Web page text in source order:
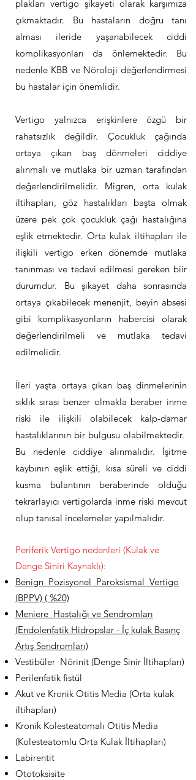
plakları vertigo şikayeti olarak karşımıza
çıkmaktadır. Bu hastaların doğru tanı
alması ileride yaşanabilecek ciddi
komplikasyonları da önlemektedir. Bu
nedenle KBB ve Nöroloji değerlendirmesi
bu hastalar için önemlidir.
Vertigo yalnızca erişkinlere özgü bir
rahatsızlık değildir. Çocukluk çağında
ortaya çıkan baş dönmeleri ciddiye
alınmalı ve mutlaka bir uzman tarafından
değerlendirilmelidir. Migren, orta kulak
iltihapları, göz hastalıkları başta olmak
üzere pek çok çocukluk çağı hastalığına
eşlik etmektedir. Orta kulak iltihapları ile
ilişkili vertigo erken dönemde mutlaka
tanınması ve tedavi edilmesi gereken biir
durumdur. Bu şikayet daha sonrasında
ortaya çıkabilecek menenjit, beyin absesi
gibi komplikasyonların habercisi olarak
değerlendirilmeli ve mutlaka tedavi
edilmelidir.
İleri yaşta ortaya çıkan baş dinmelerinin
sıklık sırası benzer olmakla beraber inme
riski ile ilişkili olabilecek kalp-damar
hastalıklarının bir bulgusu olabilmektedir.
Bu nedenle ciddiye alınmalıdır. İşitme
kaybının eşlik ettiği, kısa süreli ve ciddi
kusma bulantının beraberinde olduğu
tekrarlayıcı vertigolarda inme riski mevcut
olup tanısal incelemeler yapılmalıdır.
Periferik Vertigo nedenleri (Kulak ve
Denge Siniri Kaynaklı):
Benign Pozisyonel Paroksismal Vertigo
(BPPV) ( %20)
Meniere Hastalığı ve Sendromları
(Endolenfatik Hidropslar - İç kulak Basınç
Artış Sendromları)
Vestibüler Nörinit (Denge Sinir İltihapları)
Perilenfatik fistül
Akut ve Kronik Otitis Media (Orta kulak
iltihapları)
Kronik Kolesteatomalı Otitis Media
(Kolesteatomlu Orta Kulak İltihapları)
Labirentit
Ototoksisite